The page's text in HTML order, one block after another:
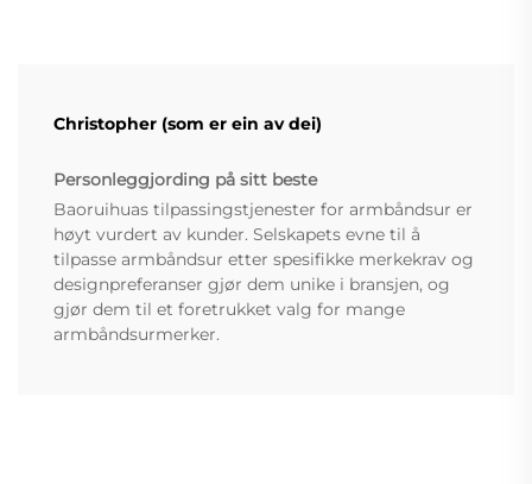
Christopher (som er ein av dei)
Personleggjording på sitt beste
Baoruihuas tilpassingstjenester for armbåndsur er
høyt vurdert av kunder. Selskapets evne til å
tilpasse armbåndsur etter spesifikke merkekrav og
designpreferanser gjør dem unike i bransjen, og
gjør dem til et foretrukket valg for mange
armbåndsurmerker.